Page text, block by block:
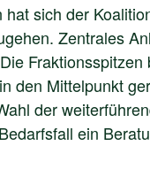
hat sich der
Zentrales
den Mittelpunkt
der
ein